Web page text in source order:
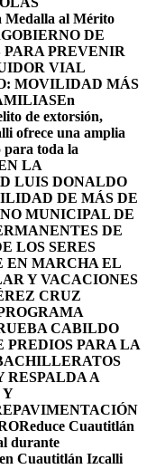
Medalla al Mérito
GOBIERNO DE
PREVENIR
VIAL
MOVILIDAD MÁS
En
de extorsión,
ofrece una amplia
para toda la
LA
LUIS DONALDO
DE MÁS DE
MUNICIPAL DE
DE
LOS SERES
EN MARCHA EL
Y VACACIONES
CRUZ
CABILDO
PARA LA
RESPALDA A
Y
Reduce Cuautitlán
durante
Cuautitlán Izcalli